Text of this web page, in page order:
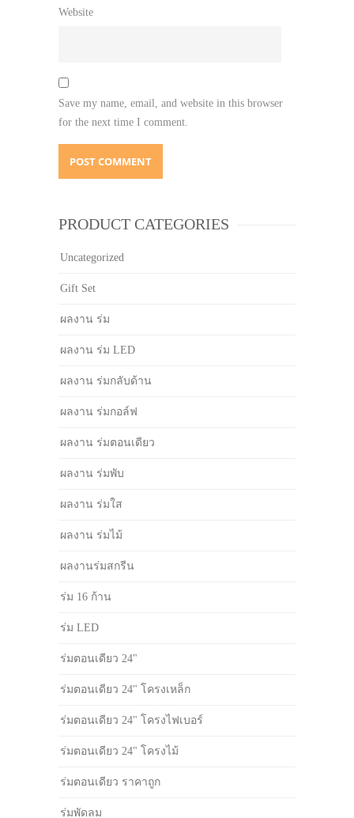
Website
Save my name, email, and website in this browser
for the next time I comment.
PRODUCT CATEGORIES
Uncategorized
Gift Set
ผลงาน ร่ม
ผลงาน ร่ม LED
ผลงาน ร่มกลับด้าน
ผลงาน ร่มกอล์ฟ
ผลงาน ร่มตอนเดียว
ผลงาน ร่มพับ
ผลงาน ร่มใส
ผลงาน ร่มไม้
ผลงานร่มสกรีน
ร่ม 16 ก้าน
ร่ม LED
ร่มตอนเดียว 24"
ร่มตอนเดียว 24" โครงเหล็ก
ร่มตอนเดียว 24" โครงไฟเบอร์
ร่มตอนเดียว 24" โครงไม้
ร่มตอนเดียว ราคาถูก
ร่มพัดลม